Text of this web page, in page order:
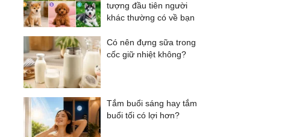
tượng đầu tiên người
khác thường có về bạn
Có nên đựng sữa trong
cốc giữ nhiệt không?
Tắm buổi sáng hay tắm
buổi tối có lợi hơn?